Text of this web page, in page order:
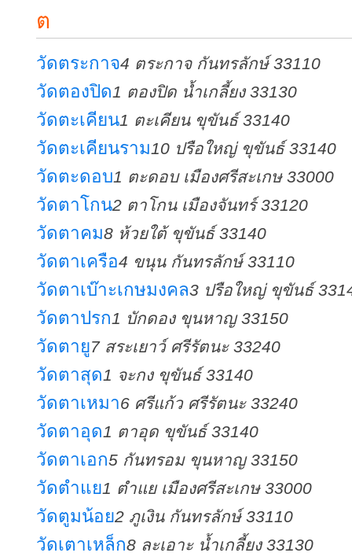
ต
วัดตระกาจ4 ตระกาจ กันทรลักษ์ 33110
วัดตองปิด1 ตองปิด น้ำเกลี้ยง 33130
วัดตะเคียน1 ตะเคียน ขุขันธ์ 33140
วัดตะเคียนราม10 ปรือใหญ่ ขุขันธ์ 33140
วัดตะดอบ1 ตะดอบ เมืองศรีสะเกษ 33000
วัดตาโกน2 ตาโกน เมืองจันทร์ 33120
วัดตาคม8 ห้วยใต้ ขุขันธ์ 33140
วัดตาเครือ4 ขนุน กันทรลักษ์ 33110
วัดตาเบ๊าะเกษมงคล3 ปรือใหญ่ ขุขันธ์
วัดตาปรก1 บักดอง ขุนหาญ 33150
วัดตายู7 สระเยาว์ ศรีรัตนะ 33240
วัดตาสุด1 จะกง ขุขันธ์ 33140
วัดตาเหมา6 ศรีแก้ว ศรีรัตนะ 33240
วัดตาอุด1 ตาอุด ขุขันธ์ 33140
วัดตาเอก5 กันทรอม ขุนหาญ 33150
วัดตำแย1 ตำแย เมืองศรีสะเกษ 33000
วัดตูมน้อย2 ภูเงิน กันทรลักษ์ 33110
วัดเตาเหล็ก8 ละเอาะ น้ำเกลี้ยง 33130